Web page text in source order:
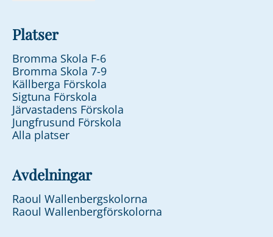
Platser
Bromma Skola F-6
Bromma Skola 7-9
Källberga Förskola
Sigtuna Förskola
Järvastadens Förskola
Jungfrusund Förskola
Alla platser
Avdelningar
Raoul Wallenbergskolorna
Raoul Wallenbergförskolorna